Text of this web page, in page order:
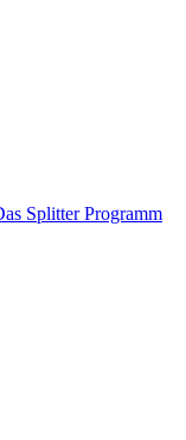
Splitter Programm